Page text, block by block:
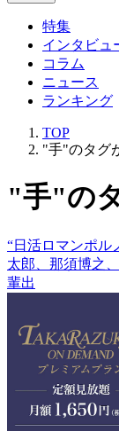
特集
インタビュ
コラム
ニュース
ランキング
TOP
"手"のタグ
"手"の
“日活ロマンポ
太郎、那須博之
輩出